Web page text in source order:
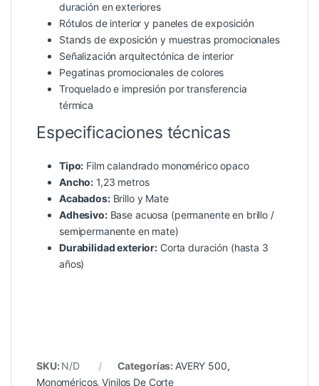
duración en exteriores
Rótulos de interior y paneles de exposición
Stands de exposición y muestras promocionales
Señalización arquitectónica de interior
Pegatinas promocionales de colores
Troquelado e impresión por transferencia
térmica
Especificaciones técnicas
Tipo: Film calandrado monomérico opaco
Ancho: 1,23 metros
Acabados:Brillo y Mate
Adhesivo:Base acuosa (permanente en brillo /
semipermanente en mate)
Durabilidad exterior: Corta duración (hasta 3
años)
SKU: N/D Categorías: AVERY 500,
Monoméricos,Vinilos De Corte